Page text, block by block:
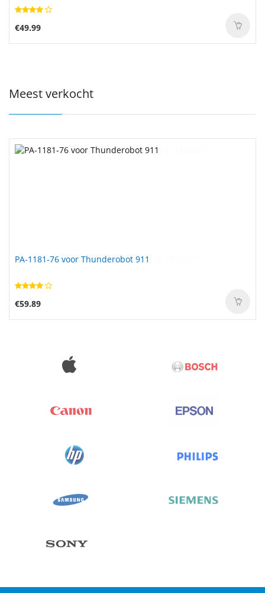
€49.99
Meest verkocht
PA-1181-76 voor Thunderobot 911
€59.89